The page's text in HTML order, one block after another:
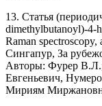
13. Статья
dimethylbutanoyl)-4-
Raman
Сингапур, За
Авторы: Фурер
Евгеньевич,
Мириям